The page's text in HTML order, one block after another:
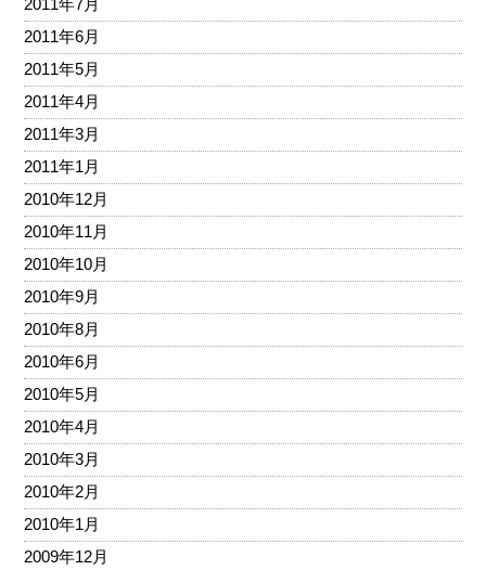
2011年7月
2011年6月
2011年5月
2011年4月
2011年3月
2011年1月
2010年12月
2010年11月
2010年10月
2010年9月
2010年8月
2010年6月
2010年5月
2010年4月
2010年3月
2010年2月
2010年1月
2009年12月